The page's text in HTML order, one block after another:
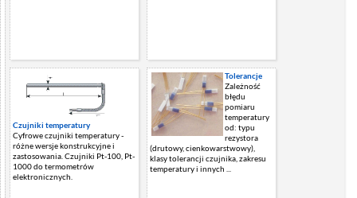
Czujniki temperatury
Cyfrowe czujniki temperatury -
różne wersje konstrukcyjne i
zastosowania. Czujniki Pt-100, Pt-
1000 do termometrów
elektronicznych.
Tolerancje
Zależność
błędu
pomiaru
temperatury
od: typu
rezystora
(drutowy, cienkowarstwowy),
klasy tolerancji czujnika, zakresu
temperatury i innych ...